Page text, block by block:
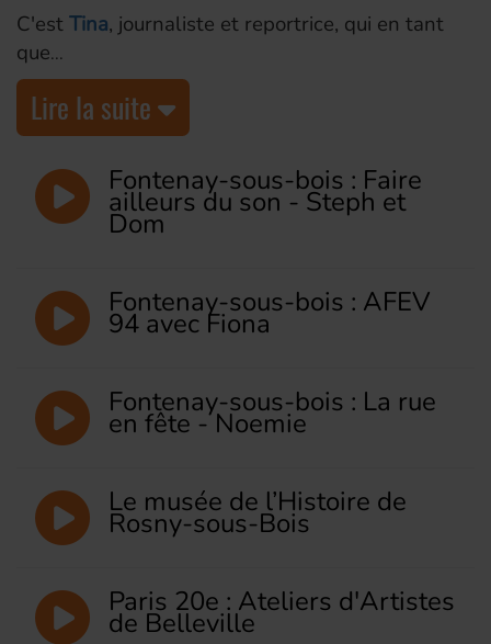
C'estTina, journaliste et reportrice, qui en tant
que
Lire la suite
Fontenay-sous-bois : Faire
ailleurs du son - Steph et
Dom
Fontenay-sous-bois : AFEV
94 avec Fiona
Fontenay-sous-bois : La rue
en fête - Noemie
Le musée de l’Histoire de
Rosny-sous-Bois
Paris 20e : Ateliers d'Artistes
de Belleville